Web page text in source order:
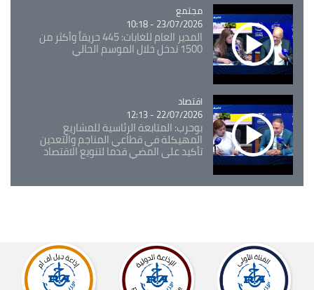
Catégorie
مجتمع
23/07/2026 - 10:18
المدير العام للغابات: 445 حريقاً وأكثر من
1500 تدخل خلال الموسم الحالي
Catégorie
اقتصاد
22/07/2026 - 12:13
بوحرب: المتابعة الرئاسية للمشاريع
المهيكلة في قطاعي المناجم والتعدين
تأكيد على المضي قدما لتنويع الاقتصاد